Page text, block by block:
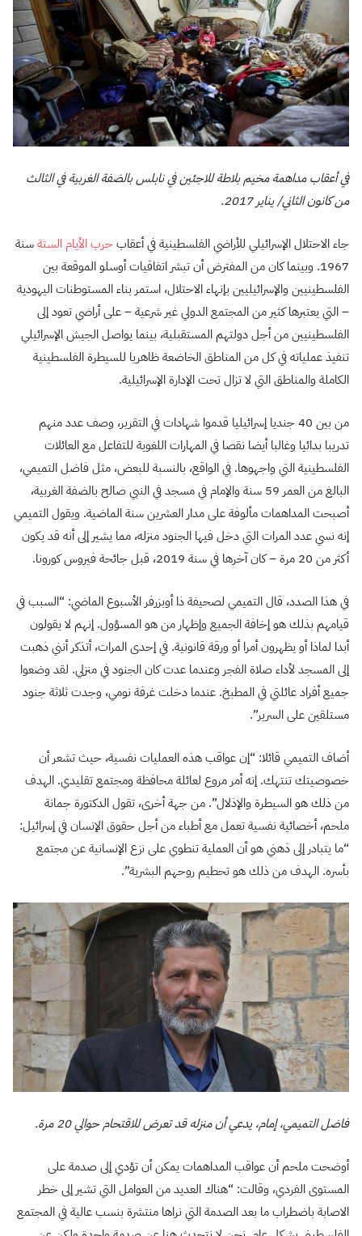
في أعقاب مداهمة مخيم بلاطة للاجئين في نابلس بالضفة الغربية في الثالث
من كانون الثاني/ يناير 2017.
جاء الاحتلال الإسرائيلي للأراضي الفلسطينية في أعقابحرب الأيام الستةسنة
1967. وبينما كان من المفترض أن تبشر اتفاقيات أوسلو الموقعة بين
الفلسطينيين والإسرائيليين بإنهاء الاحتلال، استمر بناء المستوطنات اليهودية
– التي يعتبرها كثير من المجتمع الدولي غير شرعية – على أراضي تعود إلى
الفلسطينيين من أجل دولتهم المستقبلية، بينما يواصل الجيش الإسرائيلي
تنفيذ عملياته في كل من المناطق الخاضعة ظاهريا للسيطرة الفلسطينية
الكاملة والمناطق التي لا تزال تحت الإدارة الإسرائيلية.
من بين 40 جنديا إسرائيليا قدموا شهادات في التقرير، وصف عدد منهم
تدريبا بدائيا وغالبا أيضا نقصا في المهارات اللغوية للتفاعل مع العائلات
الفلسطينية التي واجهوها. في الواقع، بالنسبة للبعض، مثل فاضل التميمي،
البالغ من العمر 59 سنة والإمام في مسجد في النبي صالح بالضفة الغربية،
أصبحت المداهمات مألوفة على مدار العشرين سنة الماضية. ويقول التميمي
إنه نسي عدد المرات التي دخل فيها الجنود منزله، مما يشير إلى أنه قد يكون
أكثر من 20 مرة – كان آخرها في سنة 2019، قبل جائحة فيروس كورونا.
في هذا الصدد، قال التميمي لصحيفة ذا أوبزرفر الأسبوع الماضي: “السبب في
قيامهم بذلك هو إخافة الجميع وإظهار من هو المسؤول. إنهم لا يقولون
أبدا لماذا أو يظهرون أمرا أو ورقة قانونية. في إحدى المرات، أتذكر أنني ذهبت
إلى المسجد لأداء صلاة الفجر وعندما عدت كان الجنود في منزلي. لقد وضعوا
جميع أفراد عائلتي في المطبخ. عندما دخلت غرفة نومي، وجدت ثلاثة جنود
مستلقين على السرير”.
أضاف التميمي قائلا: “إن عواقب هذه العمليات نفسية، حيث تشعر أن
خصوصيتك تنتهك. إنه أمر مروع لعائلة محافظة ومجتمع تقليدي. الهدف
من ذلك هو السيطرة والإذلال”. من جهة أخرى، تقول الدكتورة جمانة
ملحم، أخصائية نفسية تعمل مع أطباء من أجل حقوق الإنسان في إسرائيل:
“ما يتبادر إلى ذهني هو أن العملية تنطوي على نزع الإنسانية عن مجتمع
بأسره. الهدف من ذلك هو تحطيم روحهم البشرية”.
فاضل التميمي، إمام، يدعي أن منزله قد تعرض للاقتحام حوالي 20 مرة.
أوضحت ملحم أن عواقب المداهمات يمكن أن تؤدي إلى صدمة على
المستوى الفردي، وقالت: “هناك العديد من العوامل التي تشير إلى خطر
الاصابة باضطراب ما بعد الصدمة التي نراها منتشرة بنسب عالية في المجتمع